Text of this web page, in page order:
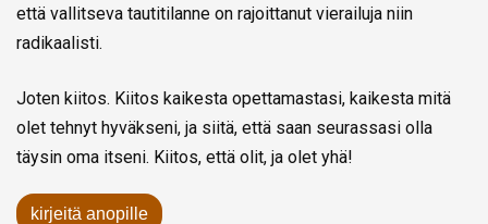
että vallitseva tautitilanne on rajoittanut vierailuja niin
radikaalisti.
Joten kiitos. Kiitos kaikesta opettamastasi, kaikesta mitä
olet tehnyt hyväkseni, ja siitä, että saan seurassasi olla
täysin oma itseni. Kiitos, että olit, ja olet yhä!
kirjeitä anopille